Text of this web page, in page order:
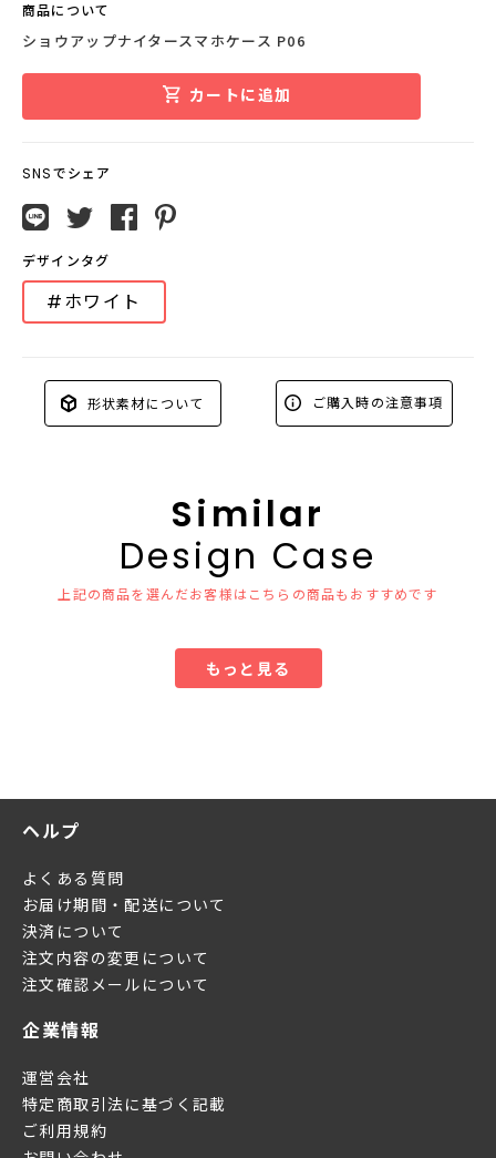
商品について
ショウアップナイタースマホケース P06
カートに追加
SNSでシェア
デザインタグ
#ホワイト
形状素材について ご購入時の注意事項
Similar
Design Case
上記の商品を選んだお客様はこちらの商品もおすすめです
もっと見る
ヘルプ
よくある質問
お届け期間・配送について
決済について
注文内容の変更について
注文確認メールについて
企業情報
運営会社
特定商取引法に基づく記載
ご利用規約